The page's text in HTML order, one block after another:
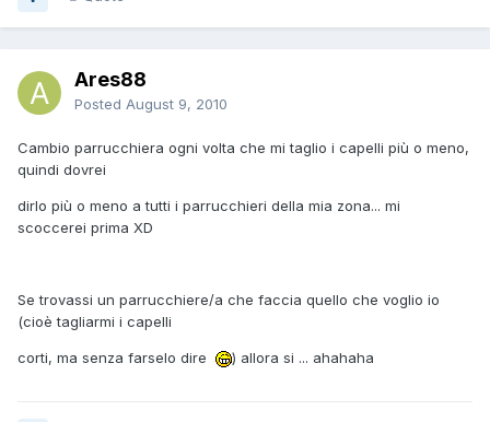
Ares88
Posted August 9, 2010
Cambio parrucchiera ogni volta che mi taglio i capelli più o meno,
quindi dovrei
dirlo più o meno a tutti i parrucchieri della mia zona... mi
scoccerei prima XD
Se trovassi un parrucchiere/a che faccia quello che voglio io
(cioè tagliarmi i capelli
corti, ma senza farselo dire ) allora si ... ahahaha